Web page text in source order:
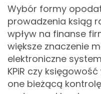
Wybór formy
prowadzenia ksiąg
wpływ na finanse
większe znaczenie
elektroniczne
KPiR czy
one bieżącą